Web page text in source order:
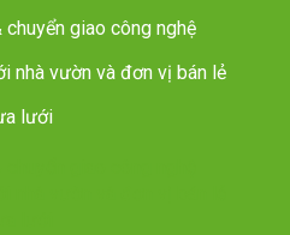
giao công nghệ
nhà vườn và đơn vị bán lẻ
lưới